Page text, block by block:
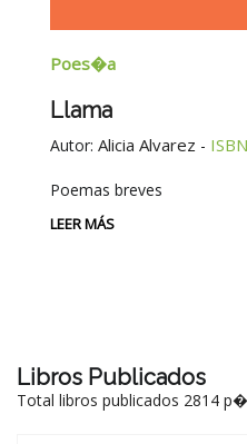
Poes�a
Llama
Autor: Alicia Alvarez -
Poemas breves
LEER MÁS
Libros Publicados
Total libros publicados 2814